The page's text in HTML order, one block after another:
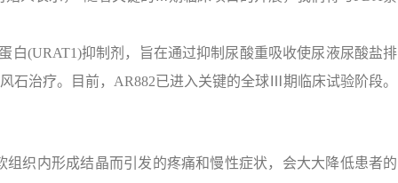
白(URAT1)抑制剂，旨在通过抑制尿酸重吸收使尿液尿酸盐排
石治疗。目前，AR882已进入关键的全球Ⅲ期临床试验阶段。
织内形成结晶而引发的疼痛和慢性症状，会大大降低患者的